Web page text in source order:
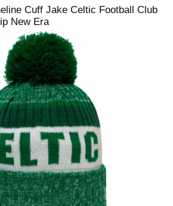
Cuff Jake Celtic Football Club
New Era